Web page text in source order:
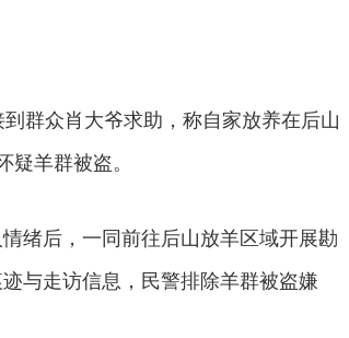
群众肖大爷求助，称自家放养在后山
羊群被盗。
绪后，一同前往后山放羊区域开展勘
与走访信息，民警排除羊群被盗嫌